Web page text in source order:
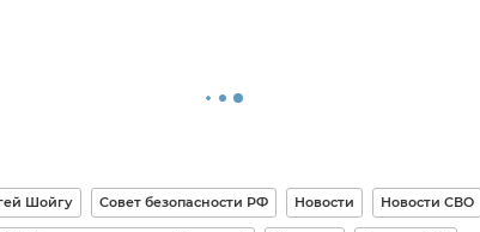
Шойгу Совет безопасности РФ Новости Новости СВО